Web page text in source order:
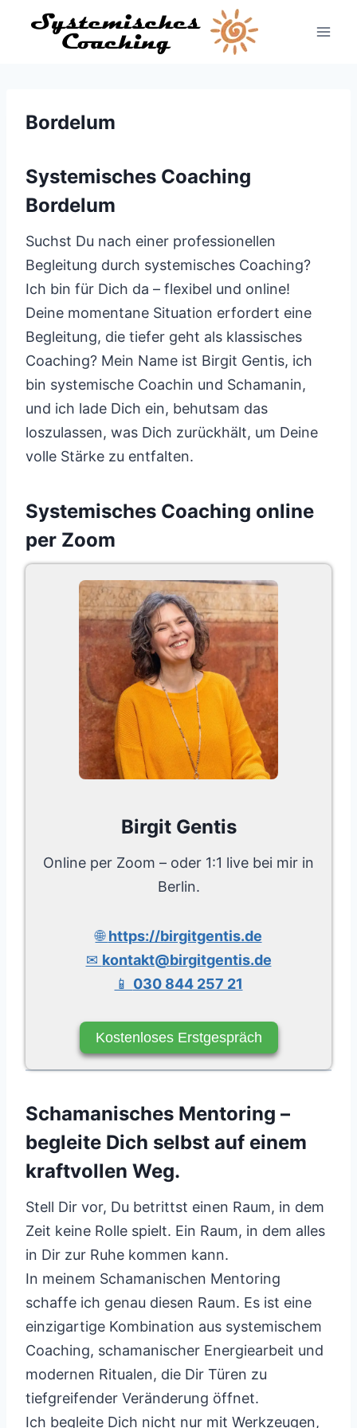
Inhalt
Bordelum
Systemisches Coaching
Bordelum
Suchst Du nach einer professionellen
Begleitung durch systemisches Coaching?
Ich bin für Dich da – flexibel und online!
Deine momentane Situation erfordert eine
Begleitung, die tiefer geht als klassisches
Coaching? Mein Name ist Birgit Gentis, ich
bin systemische Coachin und Schamanin,
und ich lade Dich ein, behutsam das
loszulassen, was Dich zurückhält, um Deine
volle Stärke zu entfalten.
Systemisches Coaching online
per Zoom
Birgit Gentis
Online per Zoom – oder 1:1 live bei mir in
Berlin.
🌐https://birgitgentis.de
✉ kontakt@birgitgentis.de
📱 030 844 257 21
Kostenloses Erstgespräch
Schamanisches Mentoring –
begleite Dich selbst auf einem
kraftvollen Weg.
Stell Dir vor, Du betrittst einen Raum, in dem
Zeit keine Rolle spielt. Ein Raum, in dem alles
in Dir zur Ruhe kommen kann.
In meinem Schamanischen Mentoring
schaffe ich genau diesen Raum. Es ist eine
einzigartige Kombination aus systemischem
Coaching, schamanischer Energiearbeit und
modernen Ritualen, die Dir Türen zu
tiefgreifender Veränderung öffnet.
Ich begleite Dich nicht nur mit Werkzeugen,